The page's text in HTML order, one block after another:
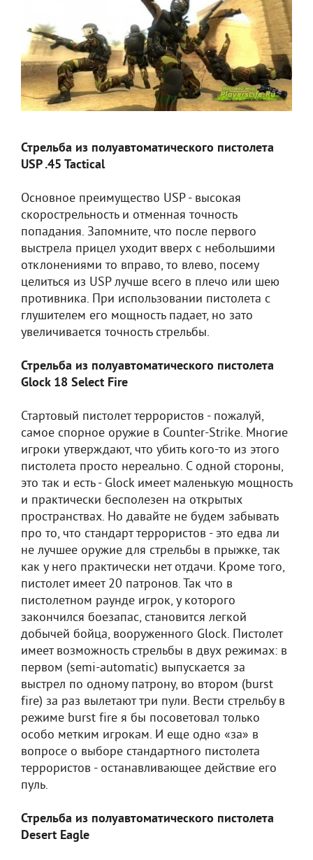
Стрельба из полуавтоматического пистолета
USP .45 Tactical
Основное преимущество USP - высокая
скорострельность и отменная точность
попадания. Запомните, что после первого
выстрела прицел уходит вверх с небольшими
отклонениями то вправо, то влево, посему
целиться из USP лучше всего в плечо или шею
противника. При использовании пистолета с
глушителем его мощность падает, но зато
увеличивается точность стрельбы.
Стрельба из полуавтоматического пистолета
Glock 18 Select Fire
Стартовый пистолет террористов - пожалуй,
самое спорное оружие в Counter-Strike. Многие
игроки утверждают, что убить кого-то из этого
пистолета просто нереально. С одной стороны,
это так и есть - Glock имеет маленькую мощность
и практически бесполезен на открытых
пространствах. Но давайте не будем забывать
про то, что стандарт террористов - это едва ли
не лучшее оружие для стрельбы в прыжке, так
как у него практически нет отдачи. Кроме того,
пистолет имеет 20 патронов. Так что в
пистолетном раунде игрок, у которого
закончился боезапас, становится легкой
добычей бойца, вооруженного Glock. Пистолет
имеет возможность стрельбы в двух режимах: в
первом (semi-automatic) выпускается за
выстрел по одному патрону, во втором (burst
fire) за раз вылетают три пули. Вести стрельбу в
режиме burst fire я бы посоветовал только
особо метким игрокам. И еще одно «за» в
вопросе о выборе стандартного пистолета
террористов - останавливающее действие его
пуль.
Стрельба из полуавтоматического пистолета
Desert Eagle